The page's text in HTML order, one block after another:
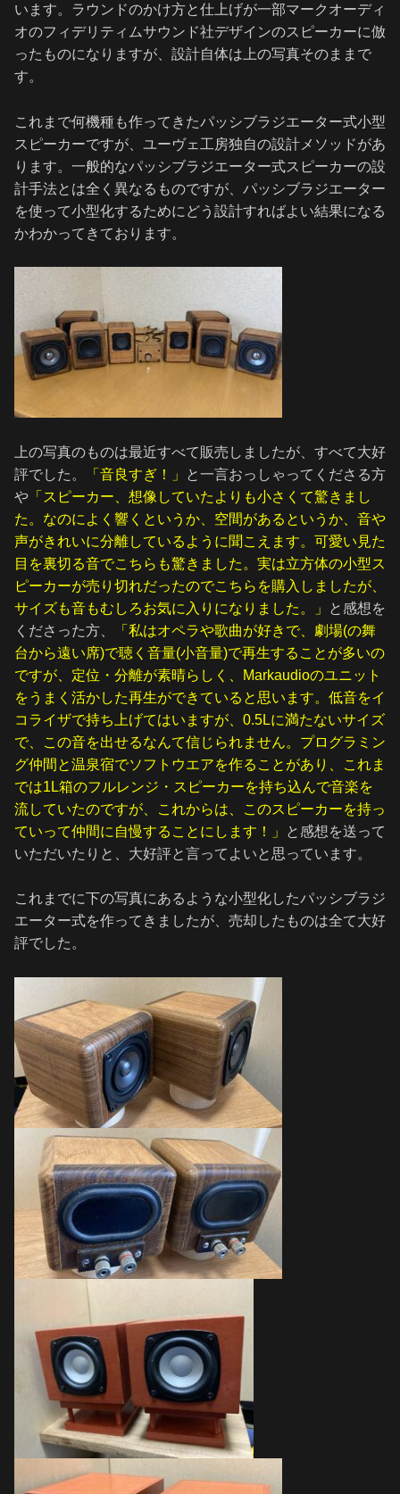
います。ラウンドのかけ方と仕上げが一部マークオーディ
オのフィデリティムサウンド社デザインのスピーカーに倣
ったものになりますが、設計自体は上の写真そのままで
す。
これまで何機種も作ってきたパッシブラジエーター式小型
スピーカーですが、ユーヴェ工房独自の設計メソッドがあ
ります。一般的なパッシブラジエーター式スピーカーの設
計手法とは全く異なるものですが、パッシブラジエーター
を使って小型化するためにどう設計すればよい結果になる
かわかってきております。
上の写真のものは最近すべて販売しましたが、すべて大好
評でした。
「音良すぎ！」
と一言おっしゃってくださる方
や 「スピーカー、想像していたよりも小さくて驚きまし
た。なのによく響くというか、空間があるというか、音や
声がきれいに分離しているように聞こえます。可愛い見た
目を裏切る音でこちらも驚きました。実は立方体の小型ス
ピーカーが売り切れだったのでこちらを購入しましたが、
サイズも音もむしろお気に入りになりました。」
と感想を
くださった方、
「私はオペラや歌曲が好きで、劇場(の舞
台から遠い席)で聴く音量(小音量)で再生することが多いの
ですが、定位・分離が素晴らしく、Markaudioのユニット
をうまく活かした再生ができていると思います。低音をイ
コライザで持ち上げてはいますが、0.5Lに満たないサイズ
で、この音を出せるなんて信じられません。プログラミン
グ仲間と温泉宿でソフトウエアを作ることがあり、これま
では1L箱のフルレンジ・スピーカーを持ち込んで音楽を
流していたのですが、これからは、このスピーカーを持っ
ていって仲間に自慢することにします！」
と感想を送って
いただいたりと、大好評と言ってよいと思っています。
これまでに下の写真にあるような小型化したパッシブラジ
エーター式を作ってきましたが、売却したものは全て大好
評でした。